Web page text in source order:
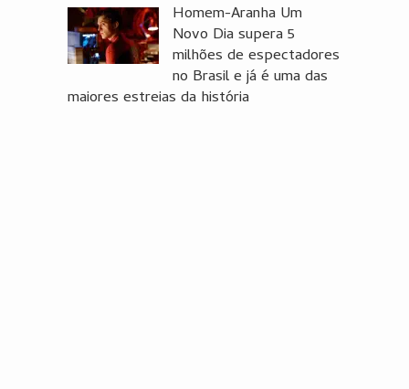
Homem-Aranha Um
Novo Dia supera 5
milhões de espectadores
no Brasil e já é uma das
maiores estreias da história